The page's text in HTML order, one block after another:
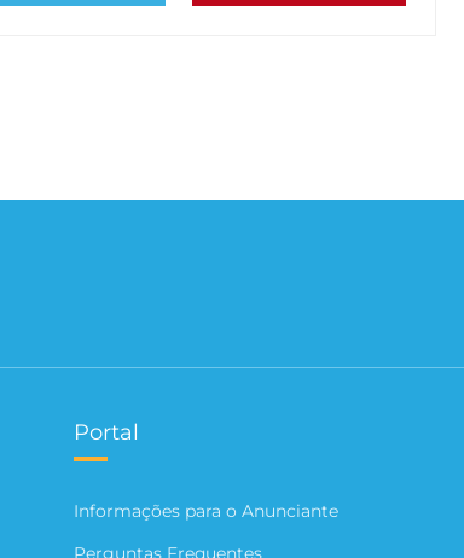
Portal
Informações para o Anunciante